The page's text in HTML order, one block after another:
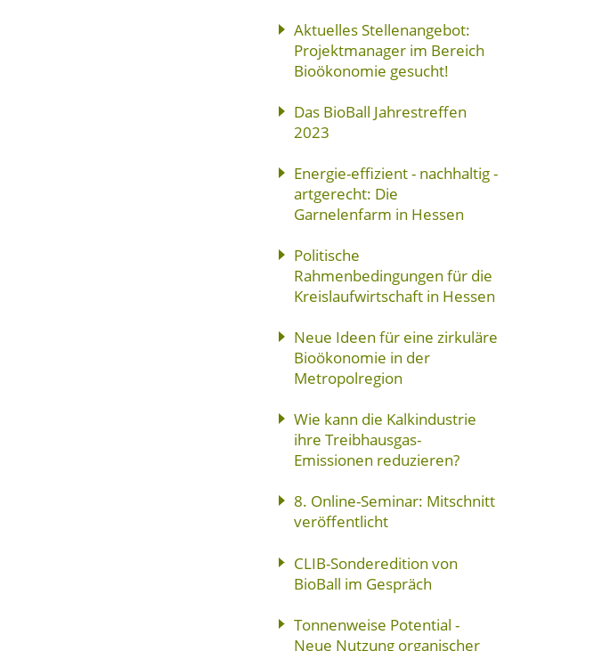
Aktuelles Stellenangebot:
Projektmanager im Bereich
Bioökonomie gesucht!
Das BioBall Jahrestreffen
2023
Energie-effizient - nachhaltig -
artgerecht: Die
Garnelenfarm in Hessen
Politische
Rahmenbedingungen für die
Kreislaufwirtschaft in Hessen
Neue Ideen für eine zirkuläre
Bioökonomie in der
Metropolregion
Wie kann die Kalkindustrie
ihre Treibhausgas-
Emissionen reduzieren?
8. Online-Seminar: Mitschnitt
veröffentlicht
CLIB-Sonderedition von
BioBall im Gespräch
Tonnenweise Potential -
Neue Nutzung organischer